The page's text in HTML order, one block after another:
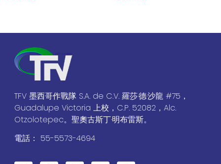
TFV 墨西哥作戰隊 S.A. de C.V. 羅莎·德·沙龍 #75，
Guadalupe Victoria 上校，C.P. 52082，Alc.
Otzolotepec。聖奧古斯丁·明布雷斯。
電話： 55-5573-4694